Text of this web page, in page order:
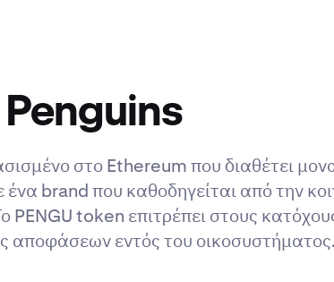
Penguins
στο Ethereum που διαθέτει
ένα brand που καθοδηγείται από την
token επιτρέπει στους
αποφάσεων εντός του οικοσυστήματος.